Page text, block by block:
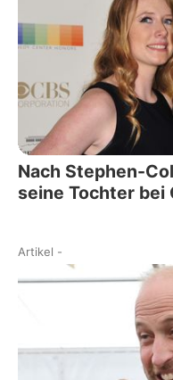
Nach Stephen-
seine Tochter bei
Artikel -